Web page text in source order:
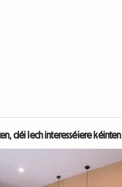
déi Iech interesséiere kéinten